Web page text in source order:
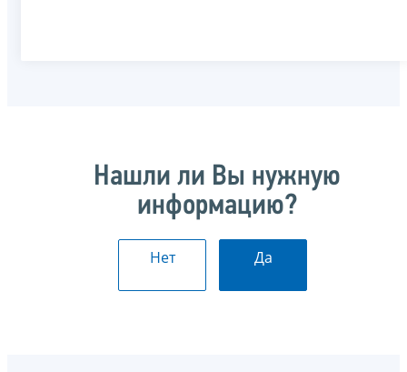
Нашли ли Вы нужную
информацию?
Нет Да